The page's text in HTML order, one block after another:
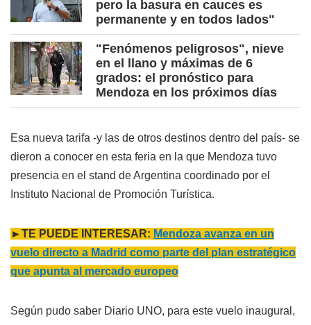
pero la basura en cauces es
permanente y en todos lados"
"Fenómenos peligrosos", nieve
en el llano y máximas de 6
grados: el pronóstico para
Mendoza en los próximos días
Esa nueva tarifa -y las de otros destinos dentro del país- se
dieron a conocer en esta feria en la que Mendoza tuvo
presencia en el stand de Argentina coordinado por el
Instituto Nacional de Promoción Turística.
►TE PUEDE INTERESAR: Mendoza avanza en un
vuelo directo a Madrid como parte del plan estratégico
que apunta al mercado europeo
Según pudo saber Diario UNO, para este vuelo inaugural,